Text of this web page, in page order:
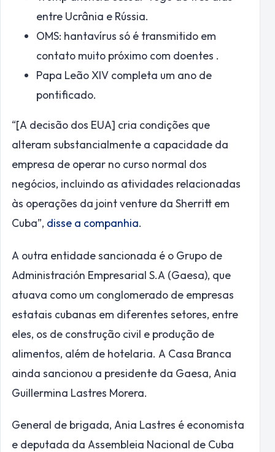
entre Ucrânia e Rússia.
OMS: hantavírus só é transmitido em
contato muito próximo com doentes .
Papa Leão XIV completa um ano de
pontificado.
“[A decisão dos EUA] cria condições que
alteram substancialmente a capacidade da
empresa de operar no curso normal dos
negócios, incluindo as atividades relacionadas
às operações da joint venture da Sherritt em
Cuba”, disse a companhia.
A outra entidade sancionada é o Grupo de
Administración Empresarial S.A (Gaesa), que
atuava como um conglomerado de empresas
estatais cubanas em diferentes setores, entre
eles, os de construção civil e produção de
alimentos, além de hotelaria. A Casa Branca
ainda sancionou a presidente da Gaesa, Ania
Guillermina Lastres Morera.
General de brigada, Ania Lastres é economista
e deputada da Assembleia Nacional de Cuba